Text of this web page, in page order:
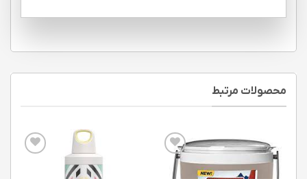
محصولات مرتبط
Add to
wishlist